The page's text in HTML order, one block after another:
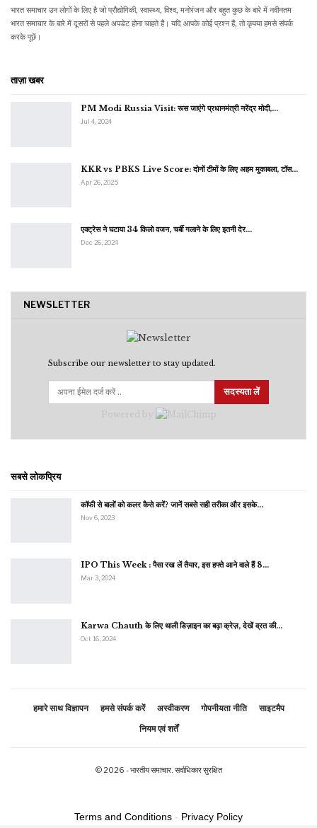
भारत समाचार उन लोगों के लिए है जो प्रौद्योगिकी, स्वास्थ्य, विश्व, मनोरंजन और बहुत कुछ के बारे में नवीनतम
भारत समाचार के बारे में दूसरों से पहले अपडेट होना चाहते हैं। यदि आपके कोई प्रश्न हैं, तो कृपया हमसे संपर्क
करके पूछें।
ताज़ा खबर
PM Modi Russia Visit: रूस जाएंगे प्रधानमंत्री नरेंद्र मोदी,…
Jul 4, 2024
KKR vs PBKS Live Score: दोनों टीमों के लिए अहम मुकाबला, टॉस…
Apr 26, 2025
एक्ट्रेस ने घटाया 34 किलो वजन, चर्बी गलाने के लिए इतनी देर…
Dec 26, 2024
NEWSLETTER
Subscribe our newsletter to stay updated.
सदस्यता लें
सबसे लोकप्रिय
कॉफी से बालों को कलर कैसे करें? जानें सबसे सही तरीका और इसके…
Nov 6, 2023
IPO This Week : पैसा रख लें तैयार, इस हफ्ते आने वाले हैं 8…
Mar 3, 2024
Karwa Chauth के लिए थाली डिज़ाइन का बढ़ा क्रेज़, देखें व्रत की…
Oct 16, 2024
हमारे साथ विज्ञापन हमसे संपर्क करें अस्वीकरण गोपनीयता नीति
साइटमैप
नियम एवं शर्तें
© 2026 - भारतीय समाचार. सर्वाधिकार सुरक्षित
Terms and Conditions - Privacy Policy